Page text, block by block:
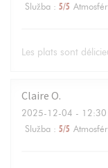
Služba : 5/5
Les plats sont
Claire O
2025-12-04 - 12:30
Služba : 5/5